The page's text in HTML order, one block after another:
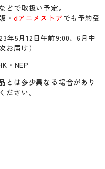
どで取扱い予定。
・ dアニメストア でも予約受
年5月12日午前9:00、6月中
お届け）
・NEP
とは多少異なる場合があり
ださい。